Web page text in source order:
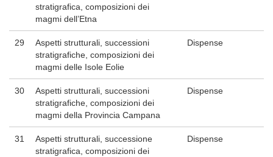
stratigrafica, composizioni dei
magmi dell’Etna
29
Aspetti strutturali, successioni
stratigrafiche, composizioni dei
magmi delle Isole Eolie
Dispense
30
Aspetti strutturali, successioni
stratigrafiche, composizioni dei
magmi della Provincia Campana
Dispense
31
Aspetti strutturali, successione
stratigrafica, composizioni dei
Dispense